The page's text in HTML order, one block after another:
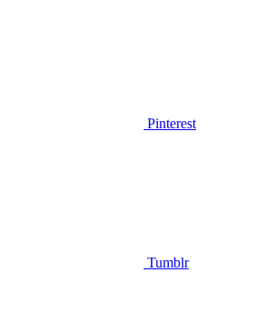
Pinterest
Tumblr